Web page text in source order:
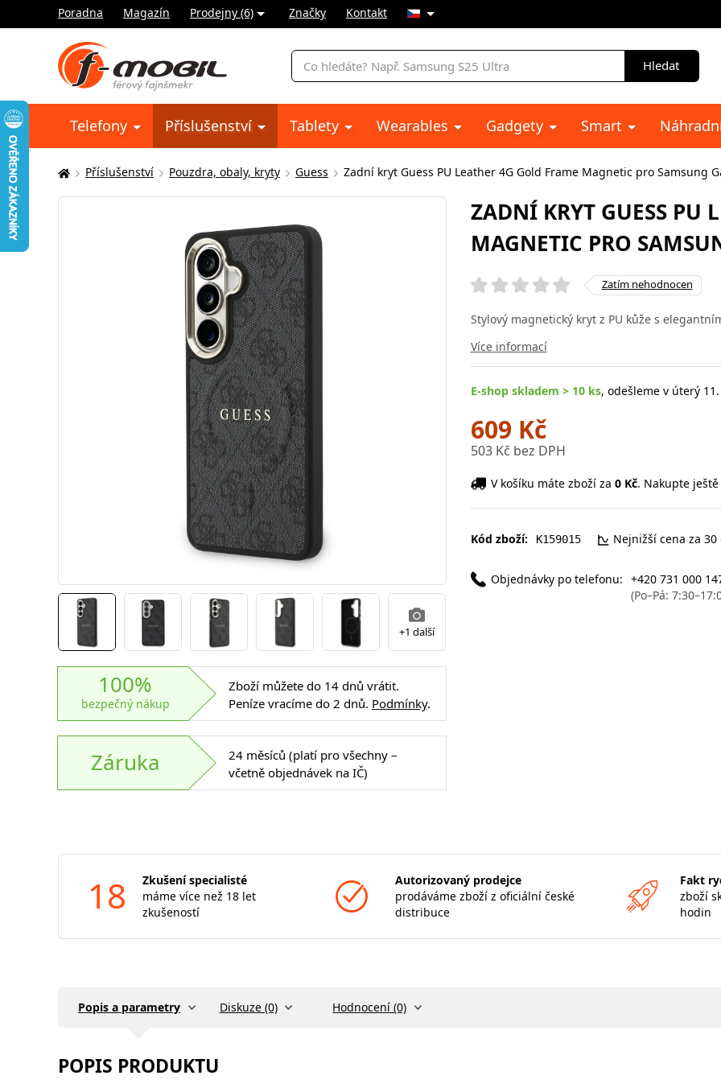
Poradna Magazín Prodejny (6) Značky Kontakt
Vyhledávání
Hledat
Telefony Příslušenství Tablety Wearables Gadgety Smart
Zde
se
Příslušenství Pouzdra, obaly, kryty Guess Zadní kryt Guess PU Leather 4G Gold Frame Magnetic pro Samsung
+1 další
100%
bezpečný nákup
Zboží můžete do 14 dnů vrátit.
Peníze vracíme do 2 dnů. Podmínky.
Záruka
24 měsíců (platí pro všechny –
včetně objednávek na IČ)
ZADNÍ KRYT GUESS PU
MAGNETIC PRO
Zatím nehodnocen
Stylový magnetický kryt z PU kůže s
Více informací
E-shop skladem > 10 ks, odešleme v úterý 11.
609 Kč
503 Kč bez DPH
V košíku máte zboží za 0 Kč. Nakupte ještě
Kód zboží: K159015 Nejnižší cena za 30
Objednávky po telefonu: +420 731 000
(Po–Pá:
18
Zkušení specialisté
máme více než 18 let
zkušeností
Autorizovaný prodejce
prodáváme zboží z oficiální české
distribuce
Fakt
zboží
hodin
Popis a parametry Diskuze (0) Hodnocení (0)
POPIS PRODUKTU